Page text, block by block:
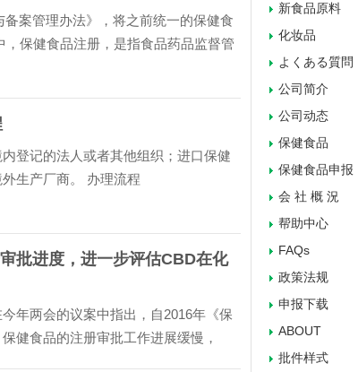
案管理办法》，将之前统一的保健食
保健食品注册，是指食品药品监督管
、条件和要求，对申……
登记的法人或者其他组织；进口保健
生产厂商。 办理流程
批进度，进一步评估CBD在化
年两会的议案中指出，自2016年《保
健食品的注册审批工作进展缓慢，
年审批速度虽然加快，但……
新食品原料
化妆品
よくある質問
公司简介
公司动态
保健食品
保健食品申报
会 社 概 況
帮助中心
FAQs
政策法规
申报下载
ABOUT
批件样式